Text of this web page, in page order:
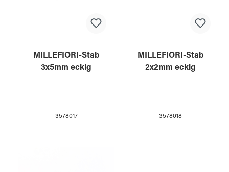
MILLEFIORI-Stab
3x5mm eckig
3578017
MILLEFIORI-Stab
2x2mm eckig
3578018